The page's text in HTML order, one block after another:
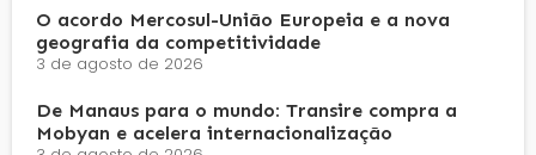
O acordo Mercosul-União Europeia e a nova
geografia da competitividade
3 de agosto de 2026
De Manaus para o mundo: Transire compra a
Mobyan e acelera internacionalização